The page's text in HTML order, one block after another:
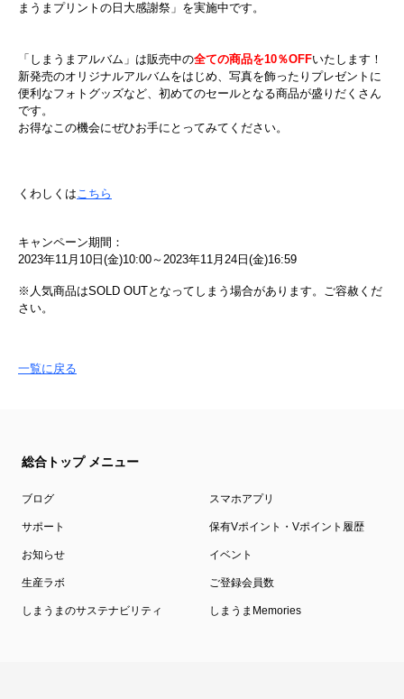
まうまプリントの日大感謝祭」を実施中です。
「しまうまアルバム」は販売中の全ての商品を10％OFFいたします！
新発売のオリジナルアルバムをはじめ、写真を飾ったりプレゼントに
便利なフォトグッズなど、初めてのセールとなる商品が盛りだくさん
です。
お得なこの機会にぜひお手にとってみてください。
くわしくはこちら
キャンペーン期間：
2023年11月10日(金)10:00～2023年11月24日(金)16:59
※人気商品はSOLD OUTとなってしまう場合があります。ご容赦くだ
さい。
一覧に戻る
総合トップ メニュー
ブログ スマホアプリ
サポート 保有Vポイント・Vポイント履歴
お知らせ イベント
生産ラボ ご登録会員数
しまうまのサステナビリティ しまうまMemories